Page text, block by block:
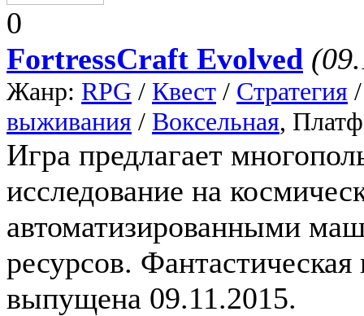
0
FortressCraft Evolved
Жанр: RPG / Квест / Стратегия
выживания / Воксельная,
Игра предлагает
исследование на
автоматизированными
ресурсов.
выпущена 09.11.2015.